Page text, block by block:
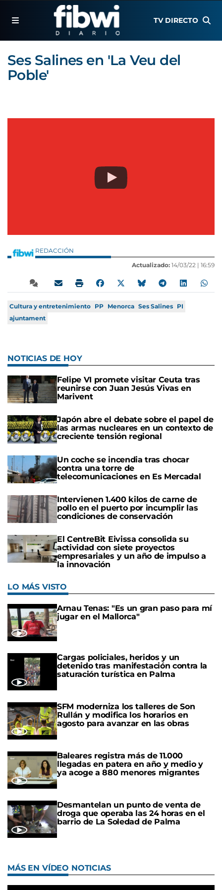
TV DIRECTO
Ses Salines en 'La Veu del
Poble'
REDACCIÓN
Actualizado: 14/03/22 | 16:59
Cultura y entretenimiento PP Menorca Ses Salines PI
ajuntament
NOTICIAS DE HOY
Felipe VI promete visitar Ceuta tras
reunirse con Juan Jesús Vivas en
Marivent
Japón abre el debate sobre el papel de
las armas nucleares en un contexto de
creciente tensión regional
Un coche se incendia tras chocar
contra una torre de
telecomunicaciones en Es Mercadal
Intervienen 1.400 kilos de carne de
pollo en el puerto por incumplir las
condiciones de conservación
El CentreBit Eivissa consolida su
actividad con siete proyectos
empresariales y un año de impulso a
la innovación
LO MÁS VISTO
Arnau Tenas: "Es un gran paso para mí
jugar en el Mallorca"
Cargas policiales, heridos y un
detenido tras manifestación contra la
saturación turística en Palma
SFM moderniza los talleres de Son
Rullán y modifica los horarios en
agosto para avanzar en las obras
Baleares registra más de 11.000
llegadas en patera en año y medio y
ya acoge a 880 menores migrantes
Desmantelan un punto de venta de
droga que operaba las 24 horas en el
barrio de La Soledad de Palma
MÁS EN VÍDEO NOTICIAS